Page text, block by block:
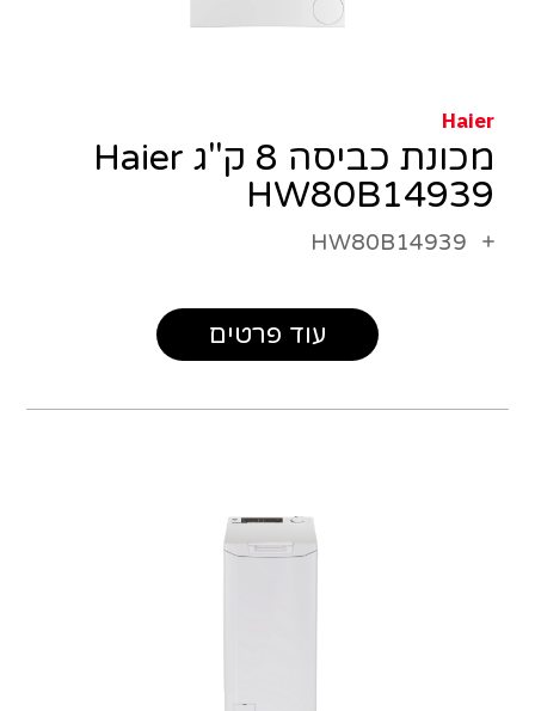
Haier
מכונת כביסה 8 ק"ג Haier
HW80B14939
HW80B14939
עוד פרטים